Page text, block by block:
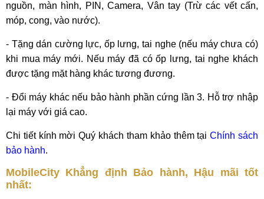
nguồn, màn hình, PIN, Camera, Vân tay (Trừ các vết cấn,
móp, cong, vào nước).
- Tặng dán cường lực, ốp lưng, tai nghe (nếu máy chưa có)
khi mua máy mới. Nếu máy đã có ốp lưng, tai nghe khách
được tặng mặt hàng khác tương đương.
- Đổi máy khác nếu bảo hành phần cứng lần 3. Hỗ trợ nhập
lại máy với giá cao.
Chi tiết kính mời Quý khách tham khảo thêm tạiChính sách
bảo hành.
MobileCity Khẳng định Bảo hành, Hậu mãi tốt
nhất: